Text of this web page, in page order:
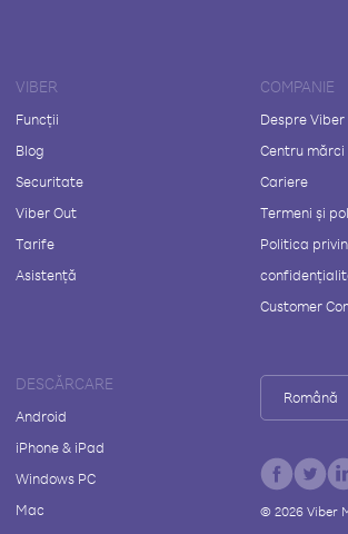
VIBER
Funcții
Blog
Securitate
Viber Out
Tarife
Asistență
COMPANIE
Despre Viber
Centru mărci
Cariere
Termeni și
Politica
Customer
DESCĂRCARE
Android
iPhone & iPad
Windows PC
Mac
Română
© 2026Viber